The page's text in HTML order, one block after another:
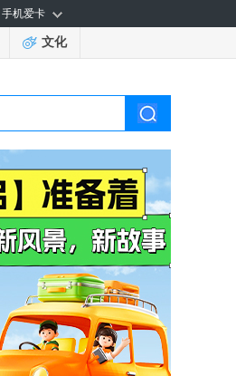
手机爱卡
文化